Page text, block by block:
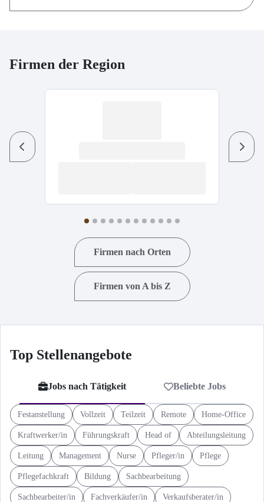
Firmen der Region
Previous Next
Firmen nach Orten
Firmen von A bis Z
Top Stellenangebote
Jobs nach Tätigkeit Beliebte Jobs
Festanstellung Vollzeit Teilzeit Remote Home-Office
Kraftwerker/in Führungskraft Head of Abteilungsleitung
Leitung Management Nurse Pfleger/in Pflege
Pflegefachkraft Bildung Sachbearbeitung
Sachbearbeiter/in Fachverkäufer/in Verkaufsberater/in